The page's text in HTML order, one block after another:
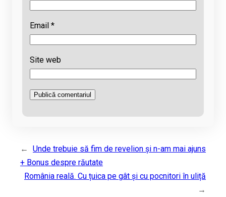
Email *
Site web
←
Unde trebuie să fim de revelion și n-am mai ajuns
+ Bonus despre răutate
România reală. Cu țuica pe gât și cu pocnitori în uliță
→